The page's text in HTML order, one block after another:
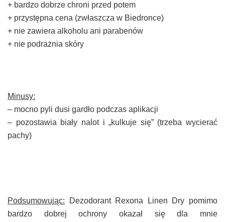
+ bardzo dobrze chroni przed potem
+ przystępna cena (zwłaszcza w Biedronce)
+ nie zawiera alkoholu ani parabenów
+ nie podrażnia skóry
Minusy:
– mocno pyli dusi gardło podczas aplikacji
– pozostawia biały nalot i „kulkuje się” (trzeba wycierać
pachy)
Podsumowując: Dezodorant Rexona Linen Dry pomimo
bardzo dobrej ochrony okazał się dla mnie